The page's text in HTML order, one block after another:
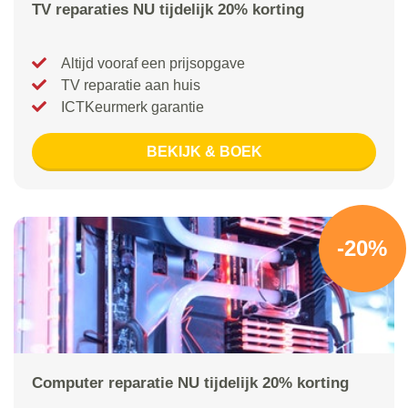
TV reparaties NU tijdelijk 20% korting
Altijd vooraf een prijsopgave
TV reparatie aan huis
ICTKeurmerk garantie
BEKIJK & BOEK
-20%
Computer reparatie NU tijdelijk 20% korting